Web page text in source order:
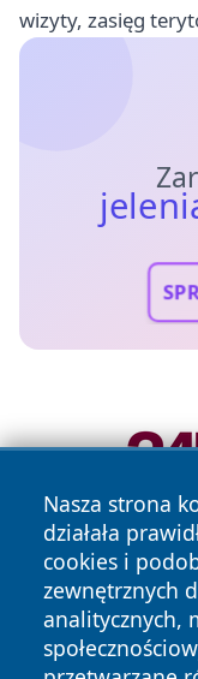
wizyty, zasięg
Nasza strona
działała
cookies i
zewnętrznych
analitycznych,